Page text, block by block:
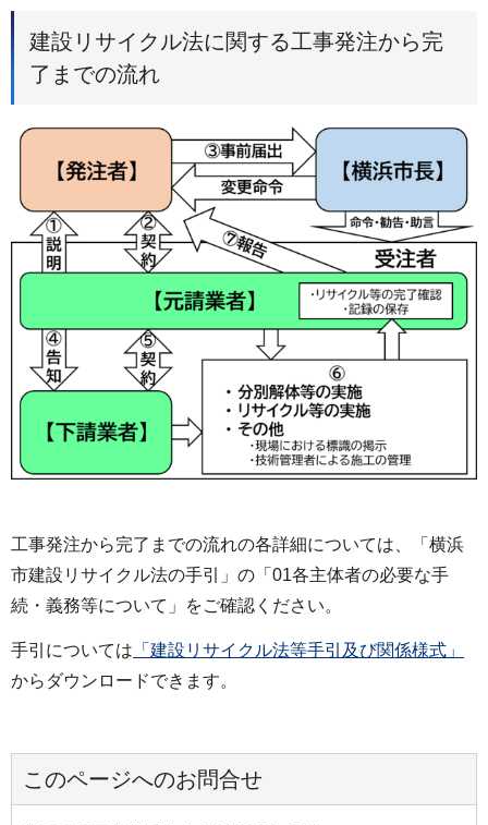
建設リサイクル法に関する工事発注から完
了までの流れ
工事発注から完了までの流れの各詳細については、「横浜
市建設リサイクル法の手引」の「01各主体者の必要な手
続・義務等について」をご確認ください。
手引については 「建設リサイクル法等手引及び関係様式」
からダウンロードできます。
このページへのお問合せ